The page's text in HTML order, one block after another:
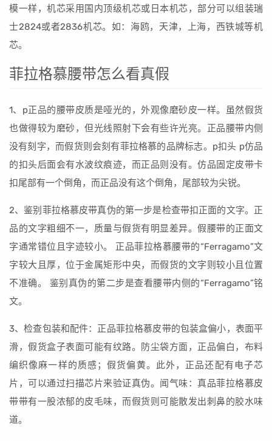
模一样，机芯采用国内顶级机芯或日本机芯，部分可以组装瑞
士2824或者2836机芯。如：海鸥，天津，上海，西铁城等机
芯。
菲拉格慕腰带怎么看真假
1、p正品的腰带皮质是哑光的，外观像磨砂皮一样。虽然假货
也做得较为磨砂，但光线照射下会有些许光亮。正品腰带内侧
没有刻字，而假货则会刻有菲拉格慕的品牌标志。p扣头 p仿品
的扣头后面会有水波纹痕迹，而正品则没有。仿品固定皮带卡
扣尾部有一个倒角，而正品没有这个倒角，尾部较为尖锐。
2、鉴别菲拉格慕皮带真伪的第一步是检查带扣正面的文字。正
品的文字粗细不一，质量与假货有明显差异。假腰带的正面文
字通常错位且字迹较小。 正品菲拉格慕腰带的“Ferragamo”文
字较大且厚，位于金属矩形中央，而假货的文字则较小且位置
不准确。 鉴别真伪的第二步是查看腰带内侧的“Ferragamo”铭
文。
3、检查包装和配件：正品菲拉格慕皮带的包装盒偏小，表面平
滑，假货盒子表面可能有纹路。防尘袋方面，正品偏白，布料
编织像麻一样的质感；假货偏黄。此外，正品还配有电子芯
片，可以通过扫描芯片来验证真伪。闻气味：真品菲拉格慕皮
带带有一股浓郁的皮毛味，而假货则可能散发出刺鼻的胶水味
道。